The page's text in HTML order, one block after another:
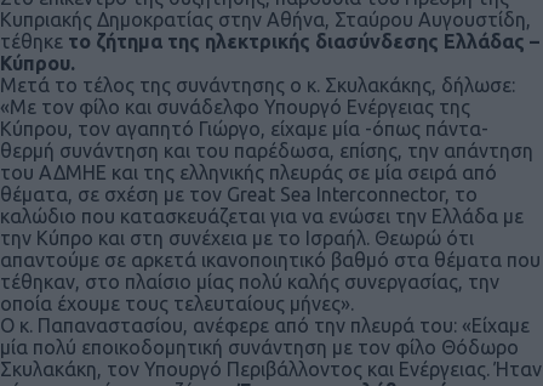
Κυπριακής Δημοκρατίας στην Αθήνα, Σταύρου Αυγουστίδη,
τέθηκε το ζήτημα της ηλεκτρικής διασύνδεσης Ελλάδας –
Κύπρου.
Μετά το τέλος της συνάντησης ο κ. Σκυλακάκης, δήλωσε:
«Με τον φίλο και συνάδελφο Υπουργό Ενέργειας της
Κύπρου, τον αγαπητό Γιώργο, είχαμε μία -όπως πάντα-
θερμή συνάντηση και του παρέδωσα, επίσης, την απάντηση
του ΑΔΜΗΕ και της ελληνικής πλευράς σε μία σειρά από
θέματα, σε σχέση με τον Great Sea Interconnector, το
καλώδιο που κατασκευάζεται για να ενώσει την Ελλάδα με
την Κύπρο και στη συνέχεια με το Ισραήλ. Θεωρώ ότι
απαντούμε σε αρκετά ικανοποιητικό βαθμό στα θέματα που
τέθηκαν, στο πλαίσιο μίας πολύ καλής συνεργασίας, την
οποία έχουμε τους τελευταίους μήνες».
Ο κ. Παπαναστασίου, ανέφερε από την πλευρά του: «Είχαμε
μία πολύ εποικοδομητική συνάντηση με τον φίλο Θόδωρο
Σκυλακάκη, τον Υπουργό Περιβάλλοντος και Ενέργειας. Ήταν